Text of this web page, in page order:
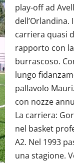
play-off ad
carriera quasi
rapporto con
burrascoso.
lungo
pallavolo
con nozze
La carriera:
nel basket
A2. Nel 1993
una stagione.